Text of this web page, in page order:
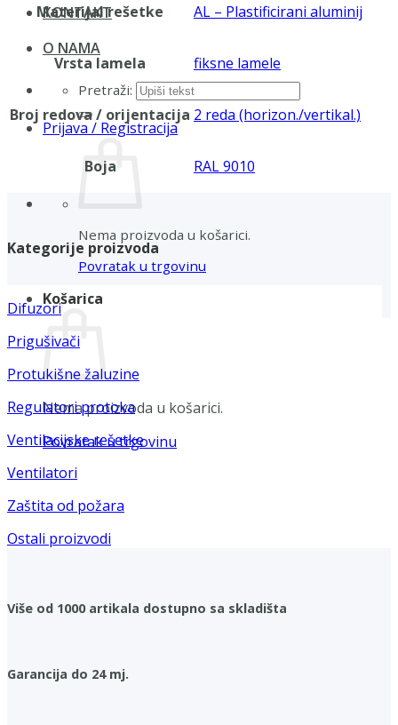
KONTAKT
O NAMA
Pretraži:
Prijava / Registracija
Nema proizvoda u košarici.
Povratak u trgovinu
Košarica
Nema proizvoda u košarici.
Povratak u trgovinu
Materijal rešetke AL – Plastificirani aluminij
Vrsta lamela fiksne lamele
Broj redova / orijentacija 2 reda (horizon./vertikal.)
Boja RAL 9010
Kategorije proizvoda
Difuzori
Prigušivači
Protukišne žaluzine
Regulatori protoka
Ventilacijske rešetke
Ventilatori
Zaštita od požara
Ostali proizvodi
Više od 1000 artikala dostupno sa skladišta
Garancija do 24 mj.